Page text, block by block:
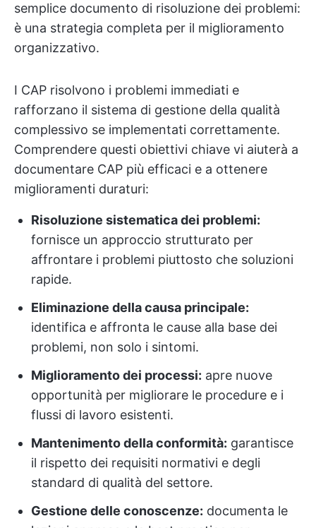
semplice documento di risoluzione dei problemi:
è una strategia completa per il miglioramento
organizzativo.
I CAP risolvono i problemi immediati e
rafforzano il sistema di gestione della qualità
complessivo se implementati correttamente.
Comprendere questi obiettivi chiave vi aiuterà a
documentare CAP più efficaci e a ottenere
miglioramenti duraturi:
Risoluzione sistematica dei problemi:
fornisce un approccio strutturato per
affrontare i problemi piuttosto che soluzioni
rapide.
Eliminazione della causa principale:
identifica e affronta le cause alla base dei
problemi, non solo i sintomi.
Miglioramento dei processi: apre nuove
opportunità per migliorare le procedure e i
flussi di lavoro esistenti.
Mantenimento della conformità: garantisce
il rispetto dei requisiti normativi e degli
standard di qualità del settore.
Gestione delle conoscenze: documenta le